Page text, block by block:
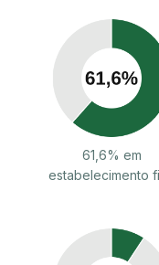
61,6% em
estabelecimento